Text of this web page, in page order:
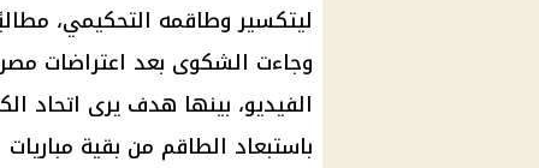
ليتكسير وطاقمه التحكيمي،
وجاءت الشكوى بعد اعتراضات
الفيديو، بينها هدف يرى اتحاد
باستبعاد الطاقم من بقية